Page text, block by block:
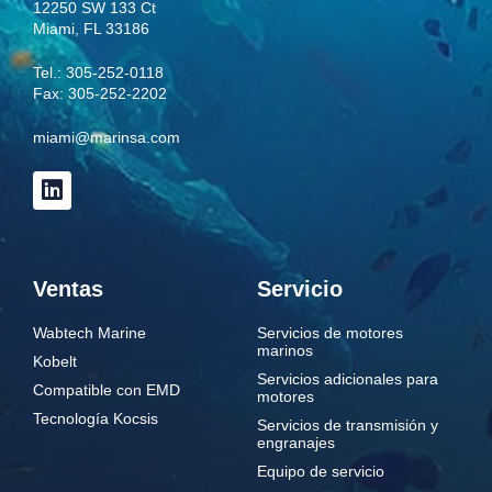
PO,
12250 SW 133 Ct
Miami, FL 33186
Tel.: 305-252-0118
Fax: 305-252-2202
miami@marinsa.com
Ventas
Wabtech Marine
Kobelt
Compatible con EMD
Tecnología Kocsis
Servicio
Servicios de motores
marinos
Servicios adicionales para
motores
Servicios de transmisión y
engranajes
Equipo de servicio